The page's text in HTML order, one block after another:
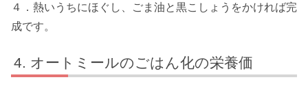
４．熱いうちにほぐし、ごま油と黒こしょうをかければ完
成です。
オートミールのごはん化の栄養価